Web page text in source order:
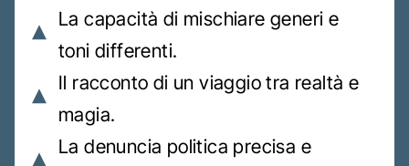
La capacità di mischiare generi e
toni differenti.
Il racconto di un viaggio tra realtà e
magia.
La denuncia politica precisa e